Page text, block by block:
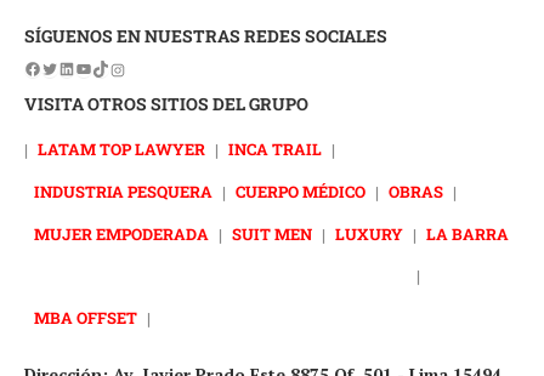
SÍGUENOS EN NUESTRAS REDES SOCIALES
VISITA OTROS SITIOS DEL GRUPO
| LATAM TOP LAWYER | INCA TRAIL |
INDUSTRIA PESQUERA | CUERPO MÉDICO | OBRAS |
MUJER EMPODERADA | SUIT MEN | LUXURY | LA BARRA
|
MBA OFFSET |